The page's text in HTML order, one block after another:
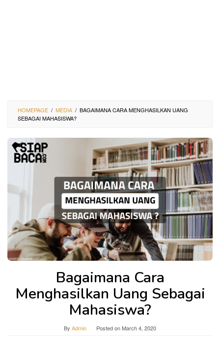
HOMEPAGE / MEDIA / BAGAIMANA CARA MENGHASILKAN UANG
SEBAGAI MAHASISWA?
Bagaimana Cara
Menghasilkan Uang Sebagai
Mahasiswa?
By Admin Posted onMarch 4, 2020